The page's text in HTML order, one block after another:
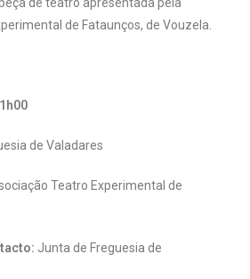
de Fataunços, de Vouzela.
de Valadares
Teatro Experimental de
Junta de Freguesia de